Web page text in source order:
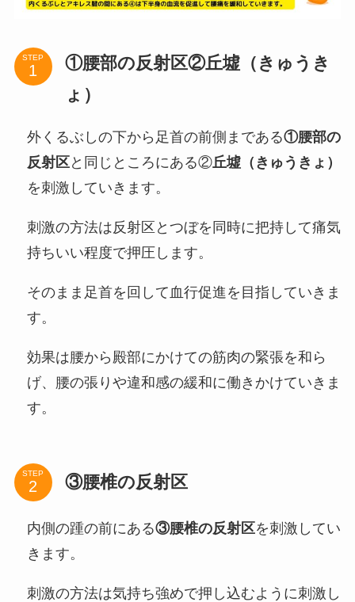
STEP
①腰部の反射区②丘墟（きゅうき
ょ）
外くるぶしの下から足首の前側まである①腰部の
反射区と同じところにある②丘墟（きゅうきょ）
を刺激していきます。
刺激の方法は反射区とつぼを同時に把持して痛気
持ちいい程度で押圧します。
そのまま足首を回して血行促進を目指していきま
す。
効果は腰から殿部にかけての筋肉の緊張を和ら
げ、腰の張りや違和感の緩和に働きかけていきま
す。
STEP ③腰椎の反射区
内側の踵の前にある③腰椎の反射区を刺激してい
きます。
刺激の方法は気持ち強めで押し込むように刺激し